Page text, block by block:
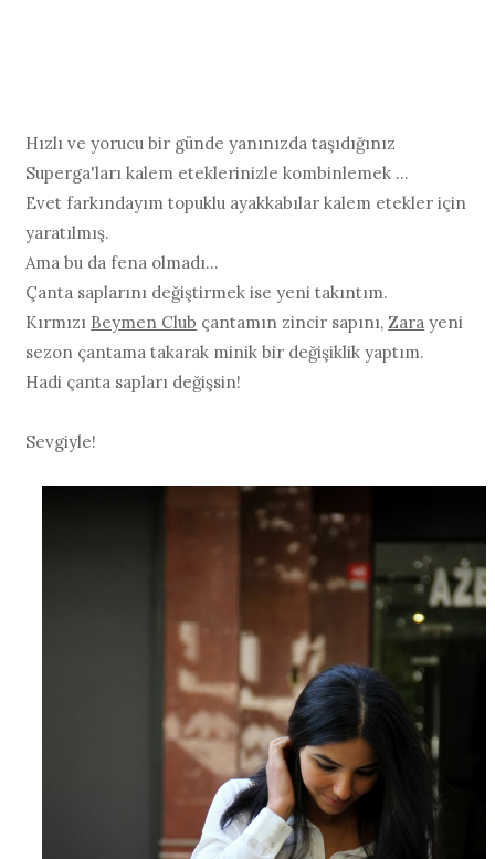
Hızlı ve yorucu bir günde yanınızda taşıdığınız
Superga'ları kalem eteklerinizle kombinlemek ...
Evet farkındayım topuklu ayakkabılar kalem etekler için
yaratılmış.
Ama bu da fena olmadı...
Çanta saplarını değiştirmek ise yeni takıntım.
Kırmızı Beymen Club çantamın zincir sapını, Zara yeni
sezon çantama takarak minik bir değişiklik yaptım.
Hadi çanta sapları değişsin!
Sevgiyle!